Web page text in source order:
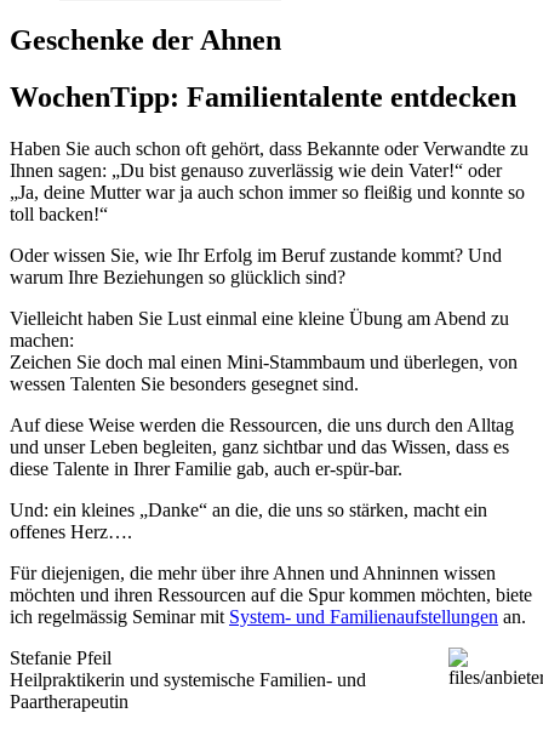
Geschenke der Ahnen
WochenTipp: Familientalente entdecken
Haben Sie auch schon oft gehört, dass Bekannte oder Verwandte zu
Ihnen sagen: „Du bist genauso zuverlässig wie dein Vater!“ oder
„Ja, deine Mutter war ja auch schon immer so fleißig und konnte so
toll backen!“
Oder wissen Sie, wie Ihr Erfolg im Beruf zustande kommt? Und
warum Ihre Beziehungen so glücklich sind?
Vielleicht haben Sie Lust einmal eine kleine Übung am Abend zu
machen:
Zeichen Sie doch mal einen Mini-Stammbaum und überlegen, von
wessen Talenten Sie besonders gesegnet sind.
Auf diese Weise werden die Ressourcen, die uns durch den Alltag
und unser Leben begleiten, ganz sichtbar und das Wissen, dass es
diese Talente in Ihrer Familie gab, auch er-spür-bar.
Und: ein kleines „Danke“ an die, die uns so stärken, macht ein
offenes Herz….
Für diejenigen, die mehr über ihre Ahnen und Ahninnen wissen
möchten und ihren Ressourcen auf die Spur kommen möchten, biete
ich regelmässig Seminar mit System- und Familienaufstellungen an.
Stefanie Pfeil
Heilpraktikerin und systemische Familien- und
Paartherapeutin